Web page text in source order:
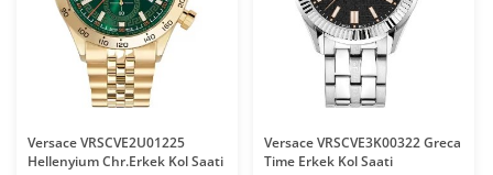
Versace VRSCVE2U01225
Hellenyium Chr.Erkek Kol Saati
Versace VRSCVE3K00322 Greca
Time Erkek Kol Saati